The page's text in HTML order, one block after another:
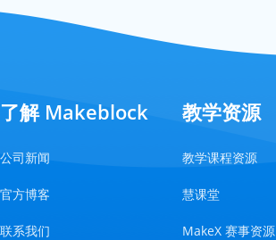
了解 Makeblock
公司新闻
官方博客
联系我们
教学资源
教学课程资源
慧课堂
MakeX 赛事资源